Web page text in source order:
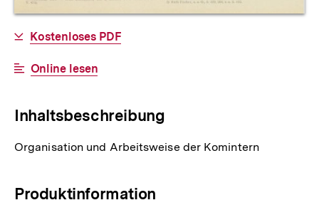
Allgemeine
Informationen
Download-
Kostenloses PDF
Interner
Online lesen
Inhaltsbeschreibung
Organisation und Arbeitsweise der Komintern
Produktinformation